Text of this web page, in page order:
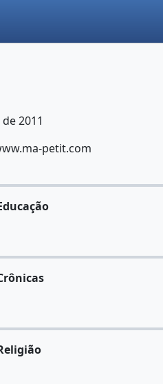
2011
petit.com